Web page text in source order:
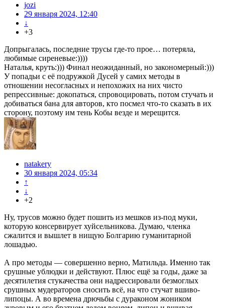
jozi
29 января 2024, 12:40
↓
+3
Допрыгалась, последние трусы где-то прое… потеряла,
любимые сиреневые:))))
Наталья, круть:))) Финал неожиданный, но закономерный:)))
У попадьи с её подружкой Дусей у самих методы в
отношении несогласных и непохожих на них чисто
репрессивные: докопаться, спровоцировать, потом стучать и
добиваться бана для авторов, кто посмел что-то сказать в их
сторону, поэтому им тень Кобы везде и мерещится.
natakery
30 января 2024, 05:34
↑
↓
+2
Ну, трусов можно будет пошить из мешков из-под муки,
которую консервирует хуйсельникова. Думаю, членка
сжалится и вышлет в нищую Болгарию гуманитарной
лошадью.
А про методы — совершенно верно, Матильда. Именно так
срушные ублюдки и действуют. Плюс ещё за годы, даже за
десятилетия стукачества они надрессировали безмоглых
срушных мудераторов сносить всё, на что стучат вшиво-
липоцы. А во времена дрючьбы с дураконом жоником